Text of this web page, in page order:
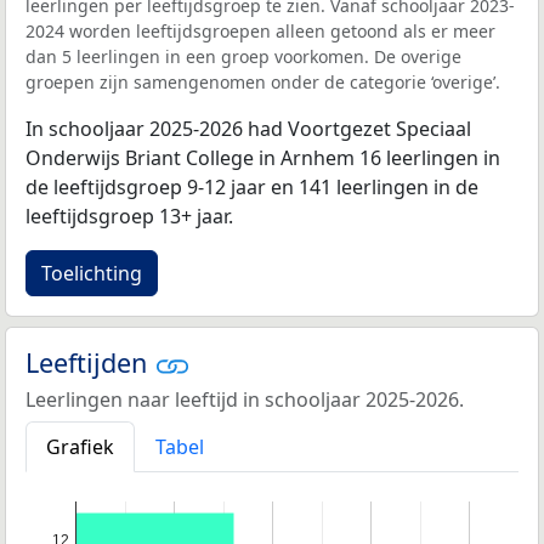
leerlingen per leeftijdsgroep te zien. Vanaf schooljaar 2023-
2024 worden leeftijdsgroepen alleen getoond als er meer
dan 5 leerlingen in een groep voorkomen. De overige
groepen zijn samengenomen onder de categorie ‘overige’.
In schooljaar 2025-2026 had Voortgezet Speciaal
Onderwijs Briant College in Arnhem 16 leerlingen in
de leeftijdsgroep 9-12 jaar en 141 leerlingen in de
leeftijdsgroep 13+ jaar.
Toelichting
Leeftijden
Leerlingen naar leeftijd in schooljaar 2025-2026.
Grafiek
Tabel